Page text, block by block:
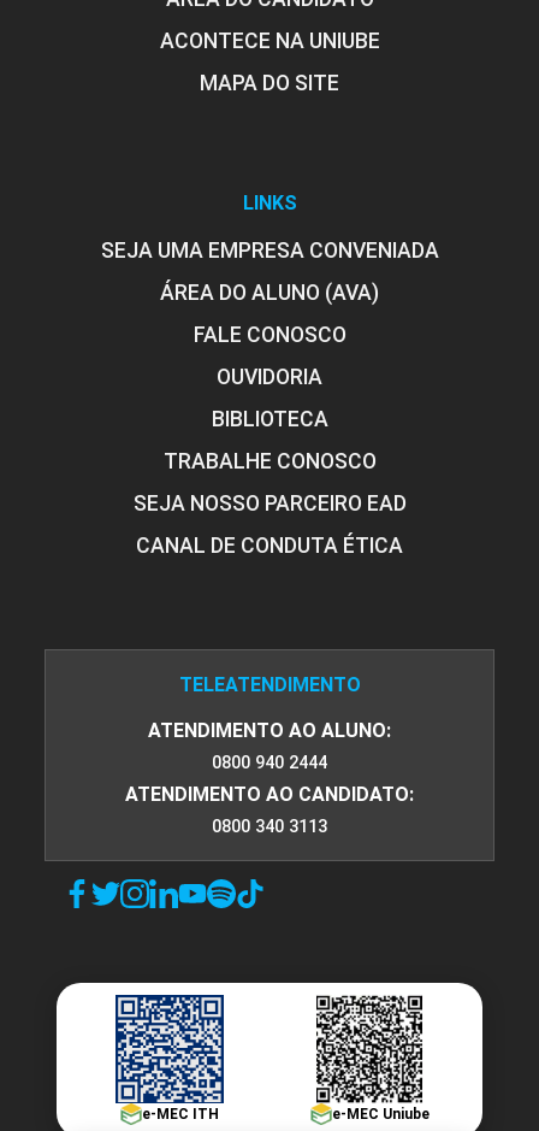
ACONTECE NA UNIUBE
MAPA DO SITE
LINKS
SEJA UMA EMPRESA CONVENIADA
ÁREA DO ALUNO (AVA)
FALE CONOSCO
OUVIDORIA
BIBLIOTECA
TRABALHE CONOSCO
SEJA NOSSO PARCEIRO EAD
CANAL DE CONDUTA ÉTICA
TELEATENDIMENTO
ATENDIMENTO AO ALUNO:
0800 940 2444
ATENDIMENTO AO CANDIDATO:
0800 340 3113
e-MEC ITH e-MEC Uniube